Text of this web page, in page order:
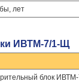
лет
ИВТМ-7/1-Щ
блок